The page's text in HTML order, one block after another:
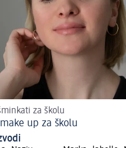
za školu
up za školu